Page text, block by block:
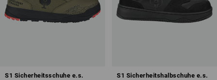
S1 Sicherheitsschuhe e.s.
S1 Sicherheitshalbschuhe e.s.